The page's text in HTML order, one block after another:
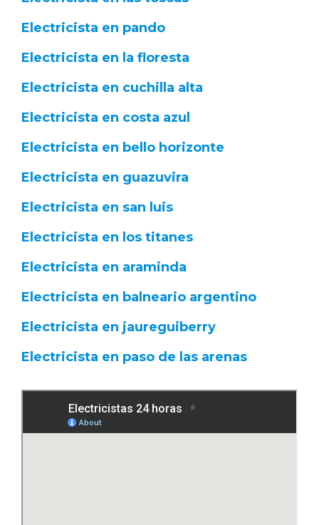
Electricista en pando
Electricista en la floresta
Electricista en cuchilla alta
Electricista en costa azul
Electricista en bello horizonte
Electricista en guazuvira
Electricista en san luis
Electricista en los titanes
Electricista en araminda
Electricista en balneario argentino
Electricista en jaureguiberry
Electricista en paso de las arenas